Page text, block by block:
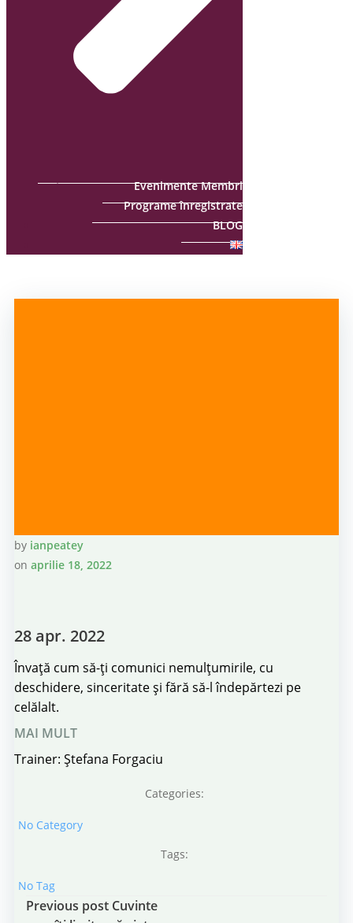
Evenimente Membri
Programe înregistrate
BLOG
by ianpeatey
on aprilie 18, 2022
28 apr. 2022
Învață cum să-ți comunici nemulțumirile, cu
deschidere, sinceritate și fără să-l îndepărtezi pe
celălalt.
MAI MULT
Trainer: Ștefana Forgaciu
Categories:
No Category
Tags:
No Tag
Post
Previous post Cuvinte